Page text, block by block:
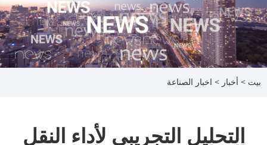
بيت > أخبار > اخبار الصناعة
التحليل التجريبي لأداء النقل